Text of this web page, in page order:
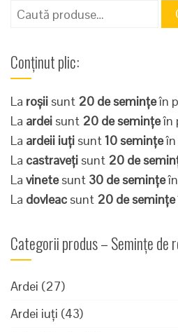
Caută
Conținut plic:
La roșii sunt 20 de semințeîn
La ardei sunt 20 de semințeîn
La ardeii iuți sunt10 semințeîn
La castraveți sunt 20 de
La vinetesunt 30 de semințe
La dovleac sunt 20 de semințe
Categorii produs – Semințe de
Ardei (27)
Ardei iuți (43)